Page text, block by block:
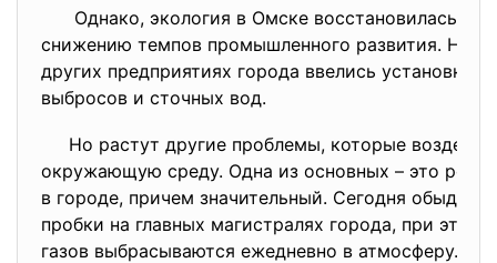
Однако, экология в Омске восстановилась не
снижению темпов промышленного развития. На
других предприятиях города ввелись установки
выбросов и сточных вод.
Но растут другие проблемы, которые
окружающую среду. Одна из основных – это рост
в городе, причем значительный. Сегодня
пробки на главных магистралях города, при этом
газов выбрасываются ежедневно в атмосферу.